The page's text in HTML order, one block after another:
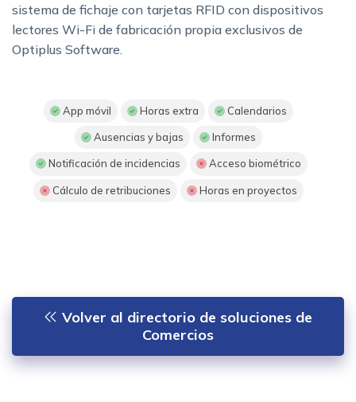
sistema de fichaje con tarjetas RFID con dispositivos
lectores Wi-Fi de fabricación propia exclusivos de
Optiplus Software.
App móvil Horas extra Calendarios
Ausencias y bajas Informes
Notificación de incidencias Acceso biométrico
Cálculo de retribuciones Horas en proyectos
Volver al directorio de soluciones de
Comercios